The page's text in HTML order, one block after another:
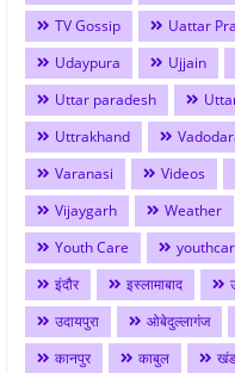
TV Gossip
Uattar
Udaypura
Ujjain
Uttar paradesh
Uttrakhand
Varanasi
Videos
Vijaygarh
Weather
Youth Care
इंदौर
इस्लामाबाद
उदायपुरा
ओबेदुल्लागंज
कानपुर
काबुल